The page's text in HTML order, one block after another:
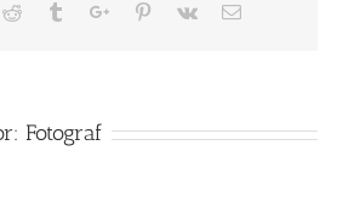
Reddit TumblrGoogle+Pinterest
Vk Email
Fotograf